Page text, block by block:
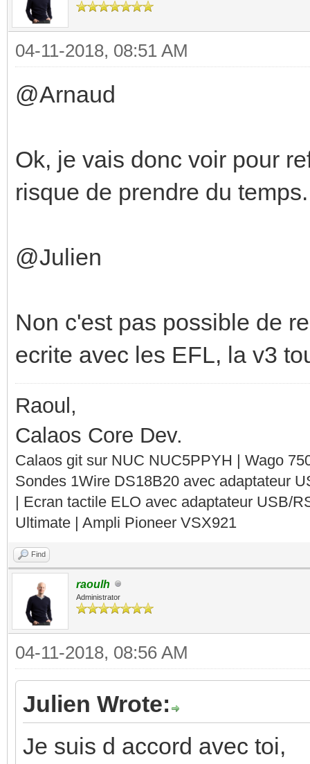
04-11-2018, 08:51 AM
@Arnaud
Ok, je vais donc voir pour
risque de prendre du
@Julien
Non c'est pas possible de
ecrite avec les EFL, la v3
Raoul,
Calaos Core Dev.
Calaos git sur NUC NUC5PPYH | Wago
Sondes 1Wire DS18B20 avec adaptateur
| Ecran tactile ELO avec adaptateur USB/
Ultimate | Ampli Pioneer VSX921
Find
raoulh
Administrator
04-11-2018, 08:56 AM
Julien Wrote:
Je suis d accord avec toi,